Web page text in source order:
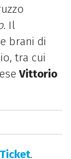
. Il
brani di
tra cui
Vittorio
.